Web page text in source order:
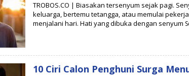
E
H
S
U
Y
TROBOS.CO | Biasakan tersenyum sejak pagi.
keluarga, bertemu tetangga, atau memulai
menjalani hari. Hati yang dibuka dengan senyum
10 Ciri Calon Penghuni Surga